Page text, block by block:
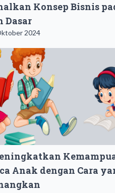
Konsep Bisnis
Dasar
2024
Anak dengan Cara